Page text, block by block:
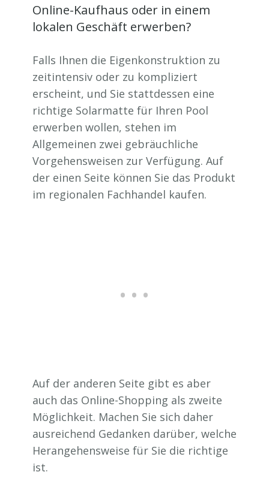
Online-Kaufhaus oder in einem
lokalen Geschäft erwerben?
Falls Ihnen die Eigenkonstruktion zu
zeitintensiv oder zu kompliziert
erscheint, und Sie stattdessen eine
richtige Solarmatte für Ihren Pool
erwerben wollen, stehen im
Allgemeinen zwei gebräuchliche
Vorgehensweisen zur Verfügung. Auf
der einen Seite können Sie das Produkt
im regionalen Fachhandel kaufen.
Auf der anderen Seite gibt es aber
auch das Online-Shopping als zweite
Möglichkeit. Machen Sie sich daher
ausreichend Gedanken darüber, welche
Herangehensweise für Sie die richtige
ist.